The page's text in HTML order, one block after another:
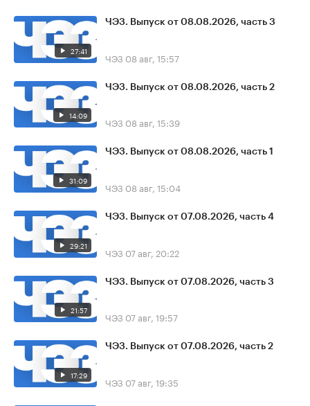
27:41
ЧЭЗ. Выпуск от 08.08.2026, часть 3
ЧЭЗ 08 авг, 15:57
14:09
ЧЭЗ. Выпуск от 08.08.2026, часть 2
ЧЭЗ 08 авг, 15:39
31:09
ЧЭЗ. Выпуск от 08.08.2026, часть 1
ЧЭЗ 08 авг, 15:04
29:21
ЧЭЗ. Выпуск от 07.08.2026, часть 4
ЧЭЗ 07 авг, 20:22
21:57
ЧЭЗ. Выпуск от 07.08.2026, часть 3
ЧЭЗ 07 авг, 19:57
17:29
ЧЭЗ. Выпуск от 07.08.2026, часть 2
ЧЭЗ 07 авг, 19:35